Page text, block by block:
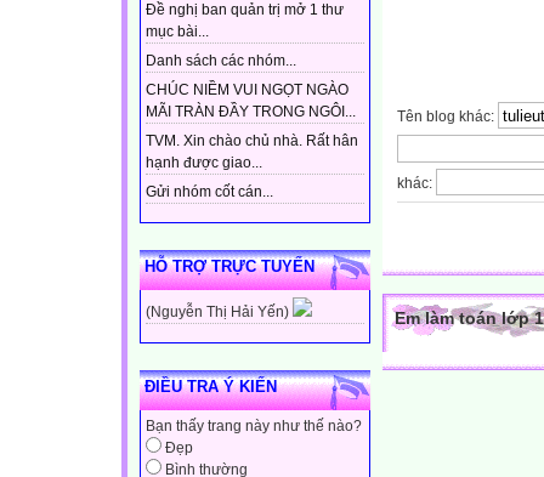
Đề nghị ban quản trị mở 1 thư
mục bài...
Danh sách các nhóm...
CHÚC NIỀM VUI NGỌT NGÀO
MÃI TRÀN ĐẦY TRONG NGÔI...
TVM. Xin chào chủ nhà. Rất hân
hạnh được giao...
Gửi nhóm cốt cán...
HỖ TRỢ TRỰC TUYẾN
(Nguyễn Thị Hải Yến)
ĐIỀU TRA Ý KIẾN
Bạn thấy trang này như thế nào?
Đẹp
Bình thường
Tên blog khác:
khác:
Em làm toán lớp 1